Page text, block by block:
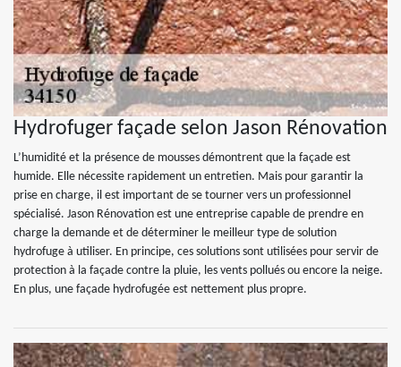
Hydrofuger façade selon Jason Rénovation
L’humidité et la présence de mousses démontrent que la façade est
humide. Elle nécessite rapidement un entretien. Mais pour garantir la
prise en charge, il est important de se tourner vers un professionnel
spécialisé. Jason Rénovation est une entreprise capable de prendre en
charge la demande et de déterminer le meilleur type de solution
hydrofuge à utiliser. En principe, ces solutions sont utilisées pour servir de
protection à la façade contre la pluie, les vents pollués ou encore la neige.
En plus, une façade hydrofugée est nettement plus propre.